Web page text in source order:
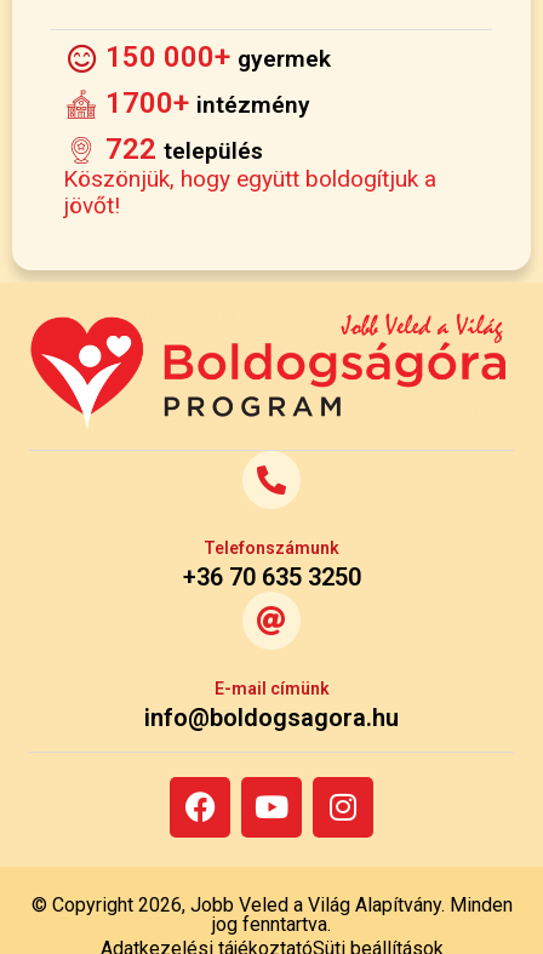
150 000+ gyermek
1700+ intézmény
722 település
Köszönjük, hogy együtt boldogítjuk a
jövőt!
Telefonszámunk
+36 70 635 3250
E-mail címünk
info@boldogsagora.hu
© Copyright 2026, Jobb Veled a Világ Alapítvány. Minden
jog fenntartva.
Adatkezelési tájékoztatóSüti beállítások